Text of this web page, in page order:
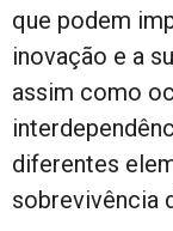
que podem
inovação e a
assim como
diferentes
sobrevivência